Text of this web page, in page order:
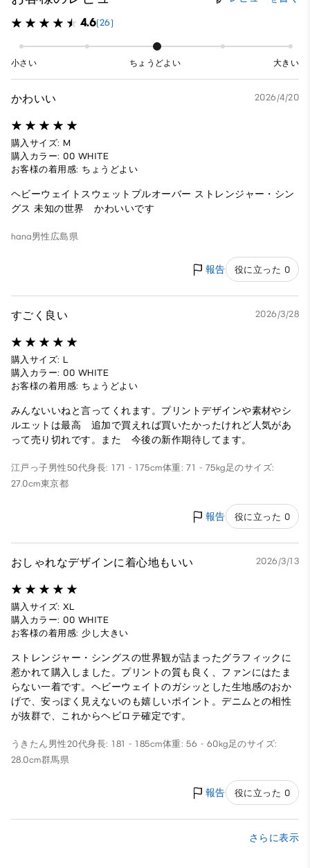
4.6(26)
小さい ちょうどよい 大きい
かわいい 2026/4/20
購入サイズ: M
購入カラー: 00 WHITE
お客様の着用感: ちょうどよい
ヘビーウェイトスウェットプルオーバー ストレンジャー・シン
グス 未知の世界 かわいいです
hana男性 広島県
報告 役に立った 0
すごく良い 2026/3/28
購入サイズ: L
購入カラー: 00 WHITE
お客様の着用感: ちょうどよい
みんないいねと言ってくれます。プリントデザインや素材やシ
ルエットは最高 追加で買えれば買いたかったけれど人気があ
って売り切れです。また 今後の新作期待してます。
江戸っ子男性50代身長: 171 - 175cm体重: 71 - 75kg足のサイズ:
27.0cm東京都
報告 役に立った 0
おしゃれなデザインに着心地もいい 2026/3/13
購入サイズ: XL
購入カラー: 00 WHITE
お客様の着用感: 少し大きい
ストレンジャー・シングスの世界観が詰まったグラフィックに
惹かれて購入しました。プリントの質も良く、ファンにはたま
らない一着です。ヘビーウェイトのガシッとした生地感のおか
げで、安っぽく見えないのも嬉しいポイント。デニムとの相性
が抜群で、これからヘビロテ確定です。
うきたん 男性20代身長: 181 - 185cm体重: 56 - 60kg足のサイズ:
28.0cm群馬県
報告 役に立った 0
さらに表示